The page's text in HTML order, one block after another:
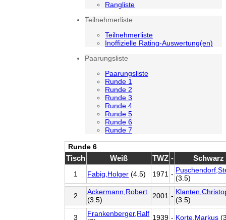
Rangliste
Teilnehmerliste
Teilnehmerliste
Inoffizielle Rating-Auswertung(en)
Paarungsliste
Paarungsliste
Runde 1
Runde 2
Runde 3
Runde 4
Runde 5
Runde 6
Runde 7
Runde 6
Tisch Weiß TWZ - Schwarz
1 Fabig,Holger (4.5) 1971 - (3.5)
2
Ackermann,Robert
(3.5)
2001 - (3.5)
3
Frankenberger,Ralf 1939 - Korte,Markus